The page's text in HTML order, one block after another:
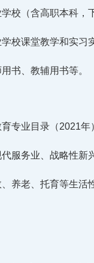
校（含高职本科，
校课堂教学和实习
书、教辅用书等。
育专业目录（2021
服务业、战略性
养老、托育等生